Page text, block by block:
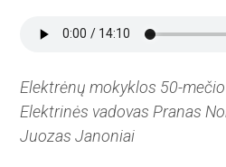
Elektrėnų mokyklos 50-
Elektrinės vadovas Pranas
Juozas Janoniai